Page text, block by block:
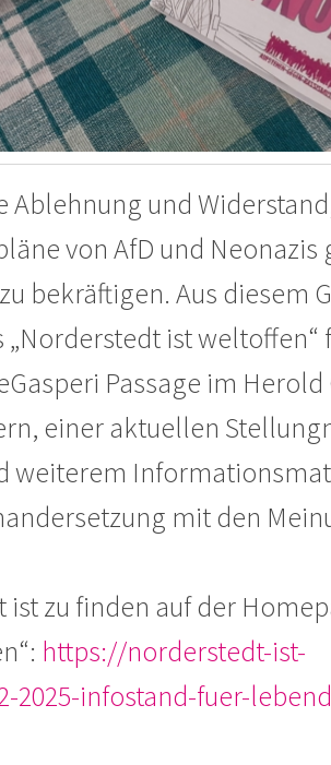
und
von AfD und Neonazis
bekräftigen. Aus diesem
ist weltoffen“
Passage im
einer aktuellen
weiterem
mit den
zu finden auf der
https://norderstedt-ist-
2025-infostand-fuer-